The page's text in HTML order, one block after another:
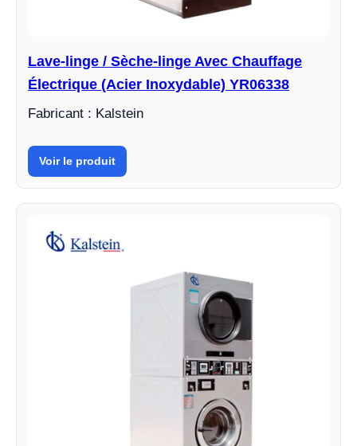
Lave-linge / Sèche-linge Avec Chauffage
Électrique (Acier Inoxydable) YR06338
Fabricant : Kalstein
Voir le produit